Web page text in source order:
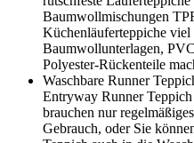
Baumwollmischungen
Küchenläuferteppiche viel
Baumwollunterlagen,
Polyester-Rückenteile
Waschbare Runner
Entryway Runner
brauchen nur
Gebrauch, oder Sie